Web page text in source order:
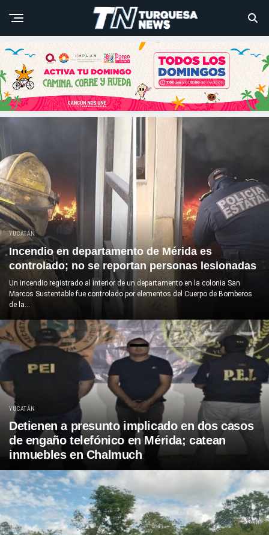
YUCATÁN
Incendio en departamento de Mérida es
controlado; no se reportan personas lesionadas
Un incendio registrado al interior de un departamento en la colonia San
Marcos Sustentable fue controlado por elementos del Cuerpo de Bomberos
de la...
YUCATÁN
Detienen a presunto implicado en dos casos
de engaño telefónico en Mérida; catean
inmuebles en Chalmuch